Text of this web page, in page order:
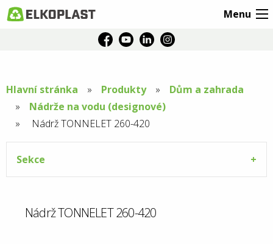
Menu
Hlavní stránka Produkty
Dům a zahrada
Nádrže na vodu (designové)
Aktuální
stránka:
Nádrž TONNELET 260-420
Sekce
Nádrž TONNELET 260-420